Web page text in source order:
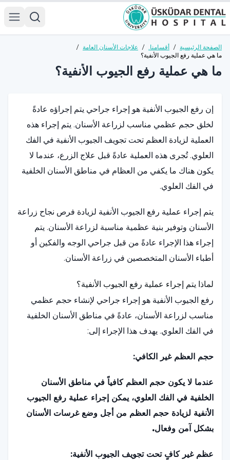
الصفحة الرئيسية / أقسامنا. / علاجات الأسنان العامة /
ما هي عملية رفع الجيوب الأنفية؟
ما هي عملية رفع الجيوب الأنفية؟
إن رفع الجيوب الأنفية هو إجراء جراحي يتم إجراؤه عادةً
لخلق حجم عظمي مناسب لزراعة الأسنان. يتم إجراء هذه
العملية لزيادة العظم تحت تجويف الجيوب الأنفية في الفك
العلوي. تُجرى هذه العملية عادةً قبل علاج الزرع، عندما لا
يكون هناك ما يكفي من العظام في مناطق الأسنان الخلفية
في الفك العلوي.
يتم إجراء عملية رفع الجيوب الأنفية لزيادة فرص نجاح زراعة
الأسنان وتوفير بنية عظمية مناسبة لزراعة الأسنان. يتم
إجراء هذا الإجراء عادةً من قبل جراحي الوجه والفكين أو
أطباء الأسنان المتخصصين في زراعة الأسنان.
لماذا يتم إجراء عملية رفع الجيوب الأنفية؟
رفع الجيوب الأنفية هو إجراء جراحي لإنشاء حجم عظمي
مناسب لزراعة الأسنان، عادةً في مناطق الأسنان الخلفية
في الفك العلوي. يهدف هذا الإجراء إلى:
حجم العظم غير الكافي:
عندما لا يكون حجم العظم كافياً في مناطق الأسنان
الخلفية في الفك العلوي، يمكن إجراء عملية رفع الجيوب
الأنفية لزيادة حجم العظم من أجل وضع غرسات الأسنان
بشكل آمن وفعال.
عظم غير كافٍ تحت تجويف الجيوب الأنفية: